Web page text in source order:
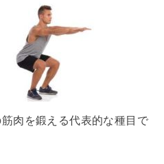
肉を鍛える代表的な種目で